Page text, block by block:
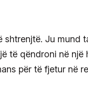
shtrenjtë. Ju mund
të qëndroni në një
për të fjetur në